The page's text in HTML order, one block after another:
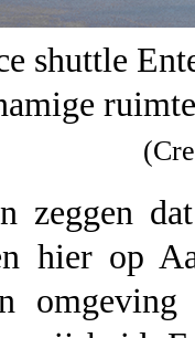
shuttle
zeggen
hier op